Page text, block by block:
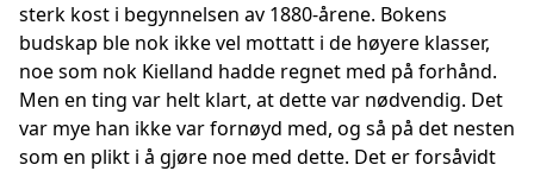
sterk kost i begynnelsen av 1880-årene. Bokens
budskap ble nok ikke vel mottatt i de høyere klasser,
noe som nok Kielland hadde regnet med på forhånd.
Men en ting var helt klart, at dette var nødvendig. Det
var mye han ikke var fornøyd med, og så på det nesten
som en plikt i å gjøre noe med dette. Det er forsåvidt